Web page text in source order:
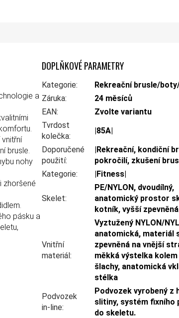
a
brusle.
nohy
zhoršené
pásku a
DOPLŇKOVÉ PARAMETRY
Kategorie:
Rekreační brusle/
Záruka:
24 měsíců
EAN:
Zvolte variantu
Tvrdost
kolečka:
|85A|
Doporučené
použití:
|Rekreační, kondiční
pokročilí, zkušení
Kategorie: |Fitness|
Skelet:
PE/NYLON, dvoudílný,
anatomický prostor
kotník, vyšší
Vnitřní
materiál:
Vyztužený NYLON/
anatomická, materiál
zpevněná na vnější
měkká výstelka
šlachy, anatomická
stélka
Podvozek
in-line:
Podvozek vyrobený z
slitiny, systém fixního
do skeletu.